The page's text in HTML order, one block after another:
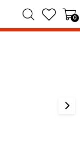
0